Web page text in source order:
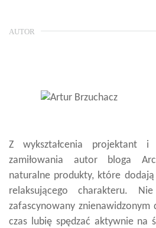
AUTOR
Z wykształcenia projektant
zamiłowania autor bloga
naturalne produkty, które
relaksującego charakteru.
zafascynowany znienawidzonym
czas lubię spędzać aktywnie na